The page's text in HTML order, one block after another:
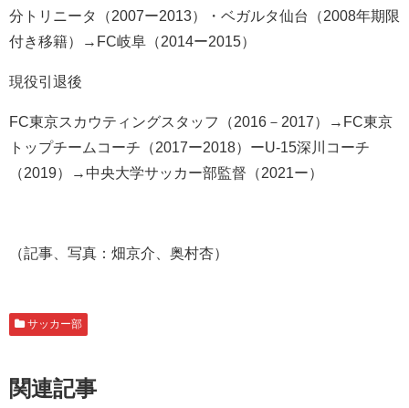
分トリニータ（2007ー2013）・ベガルタ仙台（2008年期限
付き移籍）→FC岐阜（2014ー2015）
現役引退後
FC東京スカウティングスタッフ（2016－2017）→FC東京
トップチームコーチ（2017ー2018）ーU-15深川コーチ
（2019）→中央大学サッカー部監督（2021ー）
（記事、写真：畑京介、奥村杏）
サッカー部
関連記事